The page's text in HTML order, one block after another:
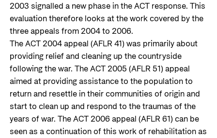
Postjournal
Personvern
2003 signalled a new phase in the ACT response. This
evaluation therefore looks at the work covered by the
three appeals from 2004 to 2006.
The ACT 2004 appeal (AFLR 41) was primarily about
providing relief and cleaning up the countryside
following the war. The ACT 2005 (AFLR 51) appeal
aimed at providing assistance to the population to
return and resettle in their communities of origin and
start to clean up and respond to the traumas of the
years of war. The ACT 2006 appeal (AFLR 61) can be
seen as a continuation of this work of rehabilitation as